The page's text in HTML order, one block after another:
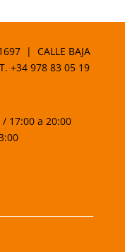
| CALLE BAJA
+34 978 83 05 19
17:00 a 20:00